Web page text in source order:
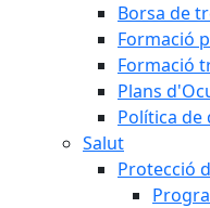
Borsa de
Formació
Formació
Plans
Política de
Salut
Protecció